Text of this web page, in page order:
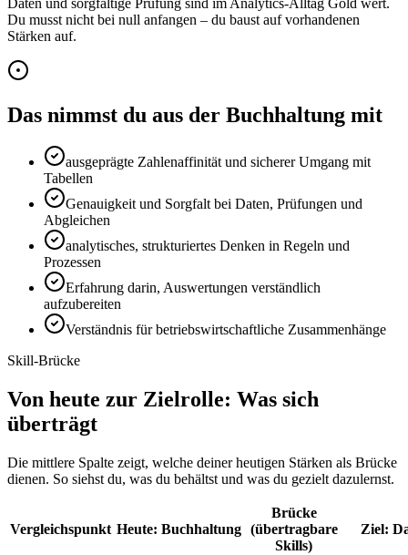
Du musst nicht bei null anfangen – du baust auf vorhandenen
Stärken auf.
Das nimmst du aus der Buchhaltung mit
ausgeprägte Zahlenaffinität und sicherer Umgang mit
Tabellen
Genauigkeit und Sorgfalt bei Daten, Prüfungen und
Abgleichen
analytisches, strukturiertes Denken in Regeln und
Prozessen
Erfahrung darin, Auswertungen verständlich
aufzubereiten
Verständnis für betriebswirtschaftliche Zusammenhänge
Skill-Brücke
Von heute zur Zielrolle: Was sich
überträgt
Die mittlere Spalte zeigt, welche deiner heutigen Stärken als Brücke
dienen. So siehst du, was du behältst und was du gezielt dazulernst.
Vergleichspunkt Heute: Buchhaltung
Brücke
(übertragbare
Skills)
Ziel: